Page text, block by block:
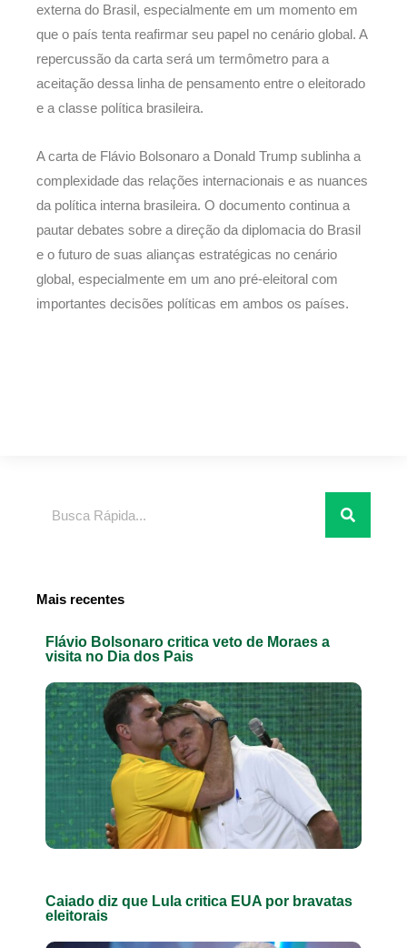
externa do Brasil, especialmente em um momento em
que o país tenta reafirmar seu papel no cenário global. A
repercussão da carta será um termômetro para a
aceitação dessa linha de pensamento entre o eleitorado
e a classe política brasileira.
A carta de Flávio Bolsonaro a Donald Trump sublinha a
complexidade das relações internacionais e as nuances
da política interna brasileira. O documento continua a
pautar debates sobre a direção da diplomacia do Brasil
e o futuro de suas alianças estratégicas no cenário
global, especialmente em um ano pré-eleitoral com
importantes decisões políticas em ambos os países.
Mais recentes
Flávio Bolsonaro critica veto de Moraes a
visita no Dia dos Pais
Caiado diz que Lula critica EUA por bravatas
eleitorais